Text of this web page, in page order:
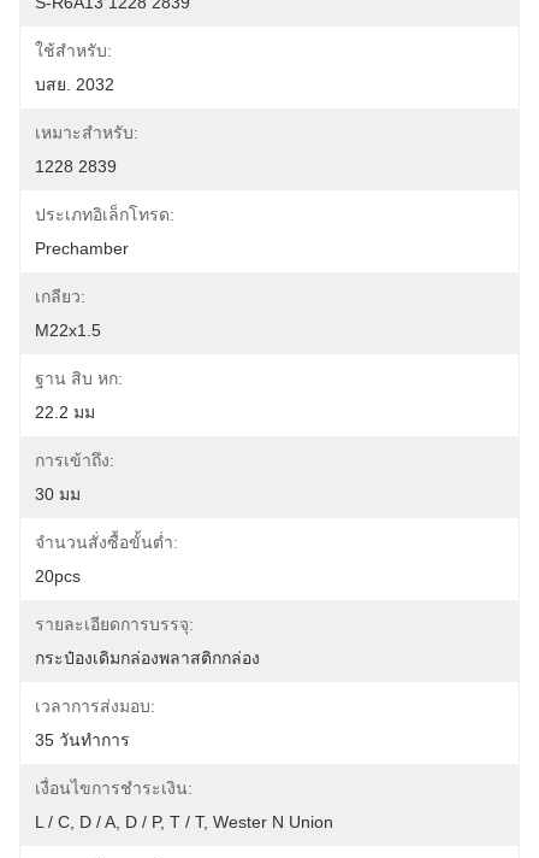
ใช้สำหรับ:
บสย. 2032
เหมาะสำหรับ:
1228 2839
ประเภทอิเล็กโทรด:
Prechamber
เกลียว:
M22x1.5
ฐาน สิบ หก:
22.2 มม
การเข้าถึง:
30 มม
จำนวนสั่งซื้อขั้นต่ำ:
20pcs
รายละเอียดการบรรจุ:
กระป๋องเดิมกล่องพลาสติกกล่อง
เวลาการส่งมอบ:
35 วันทำการ
เงื่อนไขการชำระเงิน:
L / C, D / A, D / P, T / T, Wester N Union